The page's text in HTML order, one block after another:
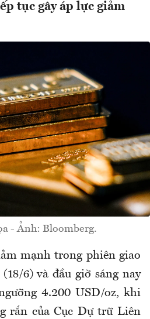
tục gây áp lực giảm
- Ảnh: Bloomberg.
mạnh trong phiên giao
6) và đầu giờ sáng nay
4.200 USD/oz, khi
rắn của Cục Dự trữ Liên